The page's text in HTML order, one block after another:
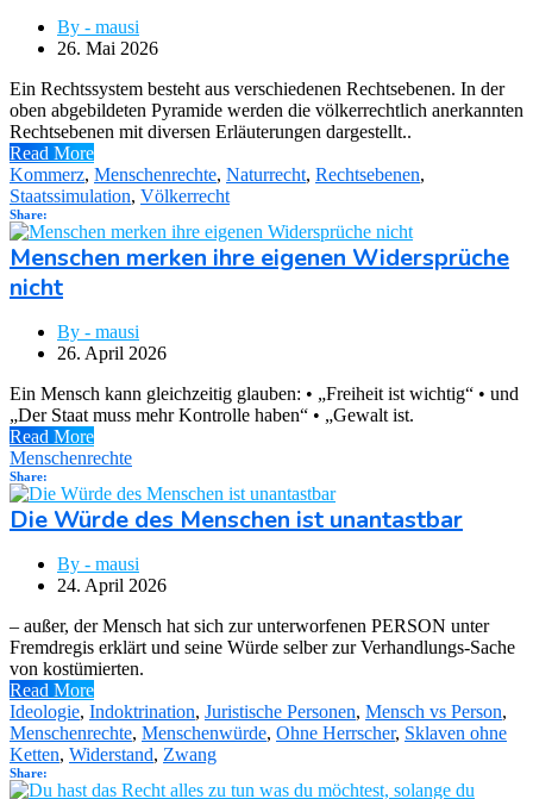
By - mausi
26. Mai 2026
Ein Rechtssystem besteht aus verschiedenen Rechtsebenen. In der
oben abgebildeten Pyramide werden die völkerrechtlich anerkannten
Rechtsebenen mit diversen Erläuterungen dargestellt..
Read More
Kommerz, Menschenrechte, Naturrecht, Rechtsebenen,
Staatssimulation, Völkerrecht
Share:
Menschen merken ihre eigenen Widersprüche
nicht
By - mausi
26. April 2026
Ein Mensch kann gleichzeitig glauben: • „Freiheit ist wichtig“ • und
„Der Staat muss mehr Kontrolle haben“ • „Gewalt ist.
Read More
Menschenrechte
Share:
Die Würde des Menschen ist unantastbar
By - mausi
24. April 2026
– außer, der Mensch hat sich zur unterworfenen PERSON unter
Fremdregis erklärt und seine Würde selber zur Verhandlungs-Sache
von kostümierten.
Read More
Ideologie, Indoktrination, Juristische Personen, Mensch vs Person,
Menschenrechte, Menschenwürde, Ohne Herrscher, Sklaven ohne
Ketten, Widerstand, Zwang
Share: